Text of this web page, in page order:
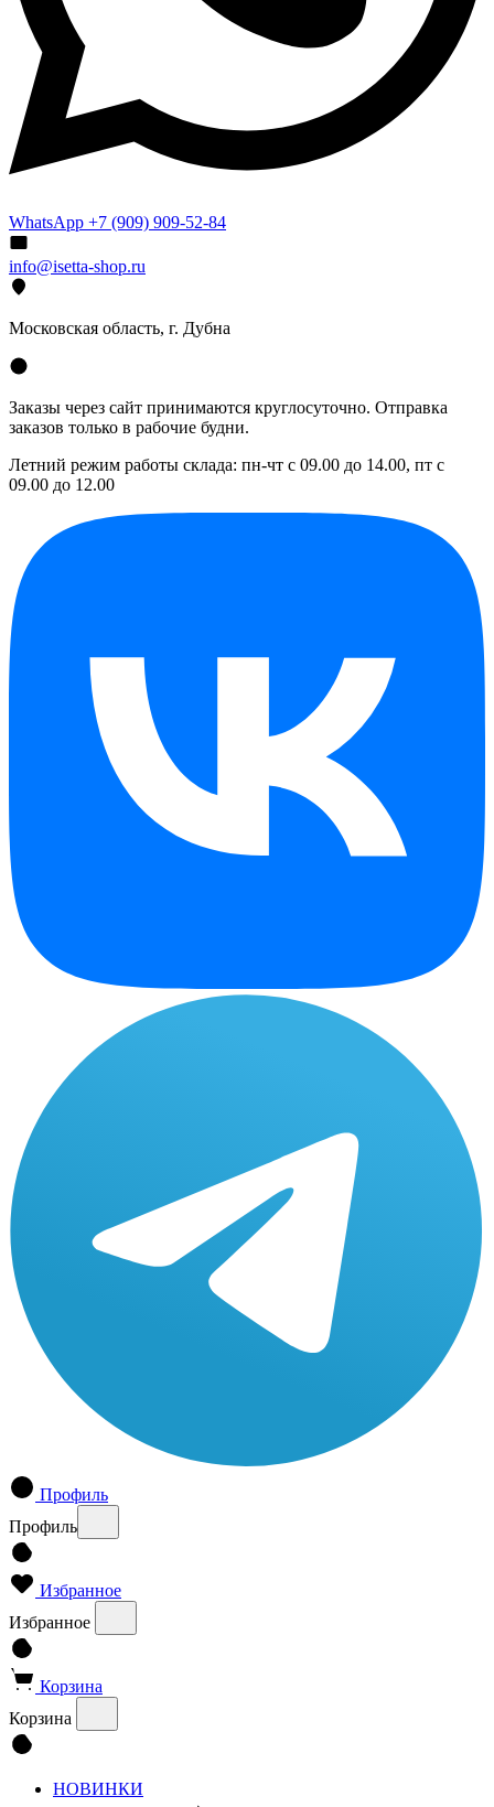
WhatsApp +7 (909) 909-52-84
info@isetta-shop.ru
Московская область, г. Дубна
Заказы через сайт принимаются круглосуточно. Отправка
заказов только в рабочие будни.
Летний режим работы склада: пн-чт с 09.00 до 14.00, пт с
09.00 до 12.00
Профиль
Профиль
Избранное
Избранное
Корзина
Корзина
НОВИНКИ